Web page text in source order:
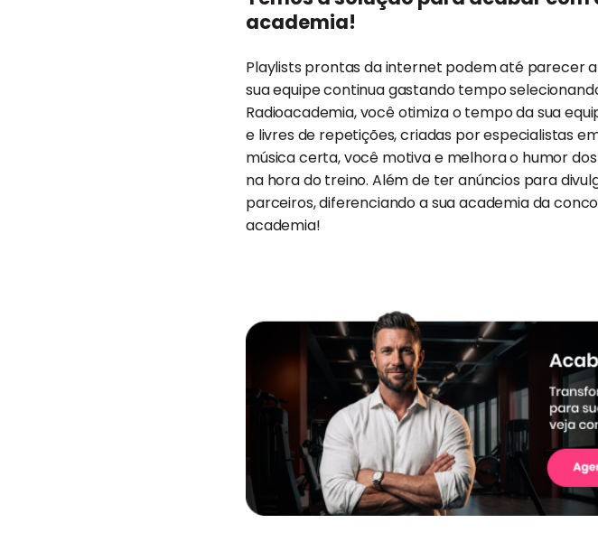
academia!
Playlists prontas da internet podem até parecer
sua equipe continua gastando tempo
Radioacademia, você otimiza o tempo da sua
e livres de repetições, criadas por especialistas
música certa, você motiva e melhora o humor
na hora do treino. Além de ter anúncios para
parceiros, diferenciando a sua academia da
academia!